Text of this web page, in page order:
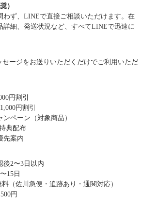
）
わず、LINEで直接ご相談いただけます。在
詳細、発送状況など、すべてLINEで迅速に
ージをお送りいただくだけでご利用いただ
円割引
円割引
ンペーン（対象商品）
典配布
先案内
後2〜3日以内
15日
料（佐川急便・追跡あり・通関対応）
円